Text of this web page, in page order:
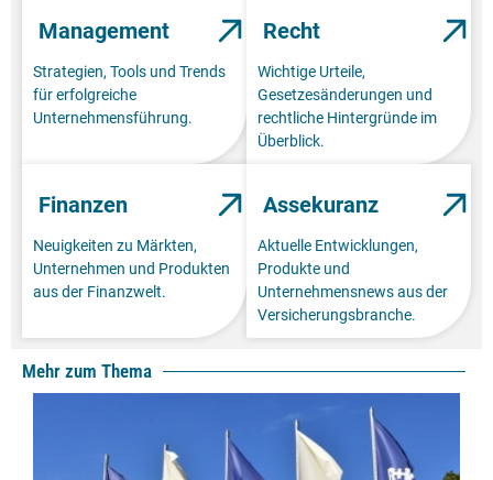
Management
Strategien, Tools und Trends
für erfolgreiche
Unternehmensführung.
Recht
Wichtige Urteile,
Gesetzesänderungen und
rechtliche Hintergründe im
Überblick.
Finanzen
Neuigkeiten zu Märkten,
Unternehmen und Produkten
aus der Finanzwelt.
Assekuranz
Aktuelle Entwicklungen,
Produkte und
Unternehmensnews aus der
Versicherungsbranche.
Mehr zum Thema